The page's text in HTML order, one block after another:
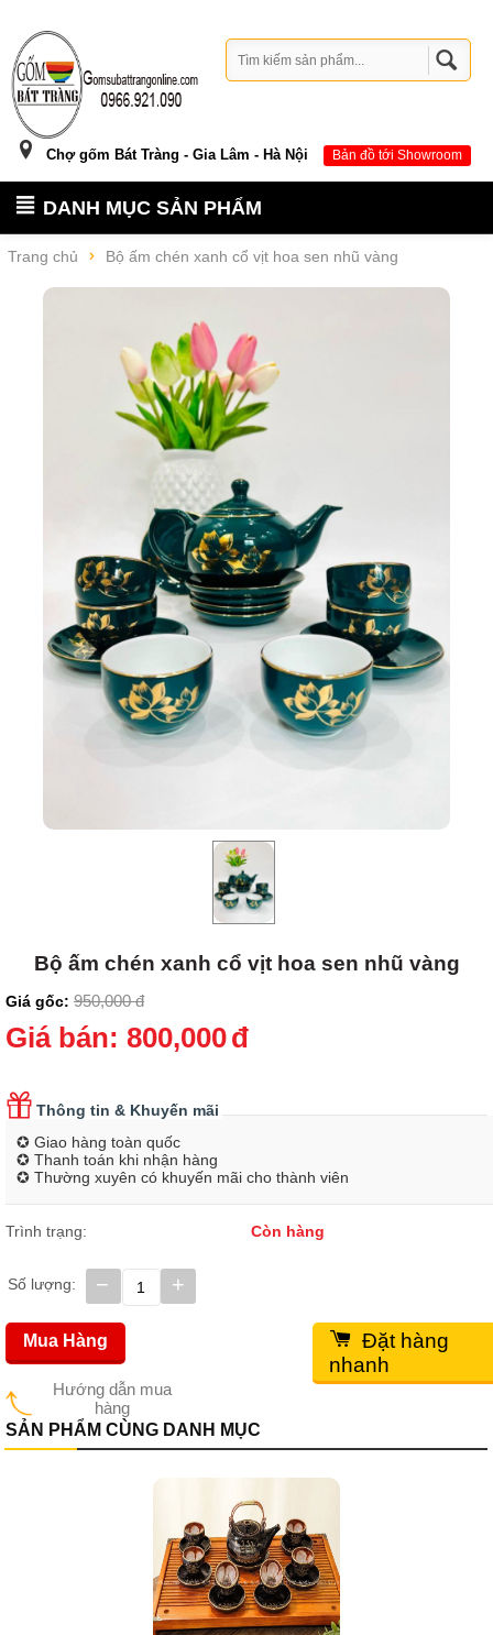
Chợ gốm Bát Tràng - Gia Lâm - Hà Nội Bản đồ tới Showroom
DANH MỤC SẢN PHẨM
Trang chủ Bộ ấm chén xanh cổ vịt hoa sen nhũ vàng
Bộ ấm chén xanh cổ vịt hoa sen nhũ vàng
Giá gốc: 950,000 đ
Giá bán: 800,000đ
Thông tin & Khuyến mãi
✪ Giao hàng toàn quốc
✪ Thanh toán khi nhận hàng
✪ Thường xuyên có khuyến mãi cho thành viên
Trình trạng: Còn hàng
Số lượng: +
−
Hướng dẫn mua
hàng
Mua Hàng
Đặt hàng
nhanh
SẢN PHẨM CÙNG DANH MỤC